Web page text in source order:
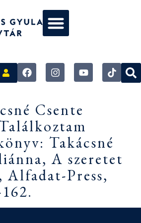
Csente
Takácsné
A szeretet
Alfadat-Press,